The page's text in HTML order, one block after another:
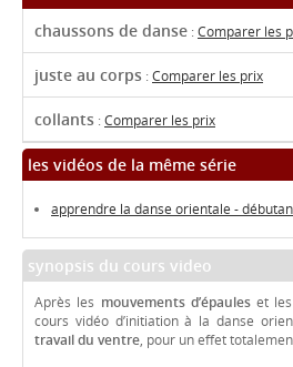
chaussons de danse :Comparer les
juste au corps :Comparer les prix
collants :Comparer les prix
les vidéos de la même série
apprendre la danse orientale -
synopsis du cours video
Après les mouvements d’épauleset les
cours vidéo d’initiation à la danse
travail du ventre, pour un effet